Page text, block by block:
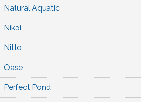
Natural Aquatic
Nikoi
Nitto
Oase
Perfect Pond